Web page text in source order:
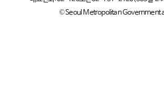
© Seoul Metropolitan Government